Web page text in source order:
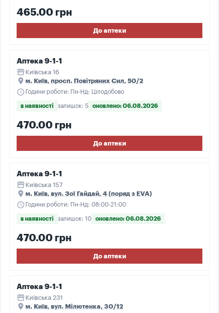
465.00 грн
До аптеки
Аптека 9-1-1
storefront Київська 16
place м. Київ, просп. Повітряних Сил, 50/2
schedule Години роботи: Пн-Нд: Цілодобово
в наявності залишок: 5 оновлено: 06.08.2026
470.00 грн
До аптеки
Аптека 9-1-1
storefront Київська 157
place м. Київ, вул. Зої Гайдай, 4 (поряд з EVA)
schedule Години роботи: Пн-Нд: 08:00-21:00
в наявності залишок: 10 оновлено: 06.08.2026
470.00 грн
До аптеки
Аптека 9-1-1
storefront Київська 231
place м. Київ, вул. Мілютенка, 30/12